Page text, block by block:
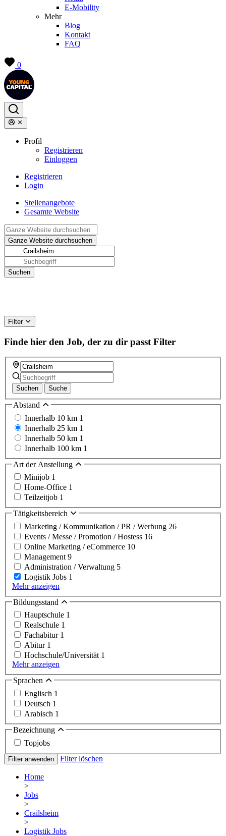
E-Mobility
Mehr
Blog
Kontakt
FAQ
0
Profil
Registrieren
Einloggen
Registrieren
Login
Stellenangebote
Gesamte Website
Filter
Finde hier den Job, der zu dir passt Filter
Suchen Suche
Abstand
Innerhalb 10 km 1
Innerhalb 25 km 1
Innerhalb 50 km 1
Innerhalb 100 km 1
Art der Anstellung
Minijob 1
Home-Office 1
Teilzeitjob 1
Tätigkeitsbereich
Marketing / Kommunikation / PR / Werbung 26
Events / Messe / Promotion / Hostess 16
Online Marketing / eCommerce 10
Management 9
Administration / Verwaltung 5
Logistik Jobs 1
Mehr anzeigen
Bildungsstand
Hauptschule 1
Realschule 1
Fachabitur 1
Abitur 1
Hochschule/Universität 1
Mehr anzeigen
Sprachen
Englisch 1
Deutsch 1
Arabisch 1
Bezeichnung
Topjobs
Filter anwenden Filter löschen
Home
>
Jobs
>
Crailsheim
>
Logistik Jobs